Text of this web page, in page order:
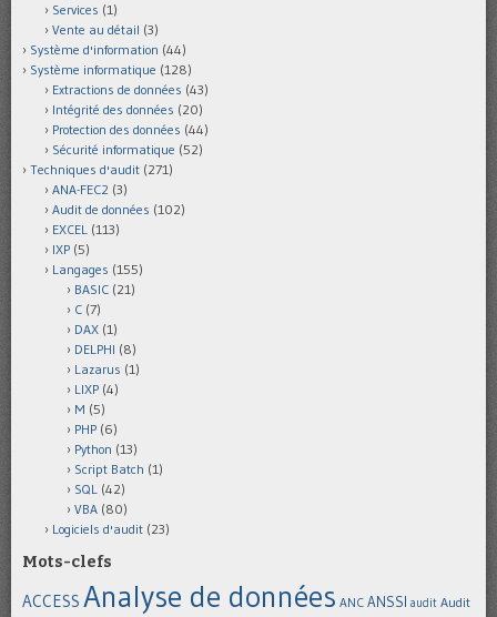
Services (1)
Vente au détail (3)
Système d'information (44)
Système informatique (128)
Extractions de données (43)
Intégrité des données (20)
Protection des données (44)
Sécurité informatique (52)
Techniques d'audit (271)
ANA-FEC2 (3)
Audit de données (102)
EXCEL (113)
IXP (5)
Langages (155)
BASIC (21)
C (7)
DAX (1)
DELPHI (8)
Lazarus (1)
LIXP (4)
M (5)
PHP (6)
Python (13)
Script Batch (1)
SQL (42)
VBA (80)
Logiciels d'audit (23)
Mots-clefs
ACCESS Analyse de données ANC ANSSI audit Audit